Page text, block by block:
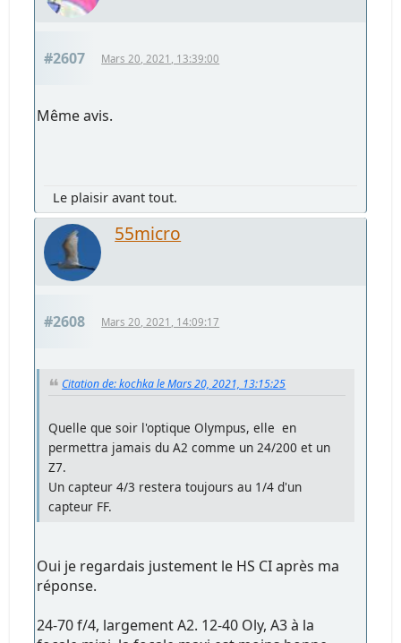
#2607 Mars 20, 2021, 13:39:00
Même avis.
Le plaisir avant tout.
55micro
#2608 Mars 20, 2021, 14:09:17
Citation de: kochka le Mars 20, 2021, 13:15:25
Quelle que soir l'optique Olympus, elle en
permettra jamais du A2 comme un 24/200 et un
Z7.
Un capteur 4/3 restera toujours au 1/4 d'un
capteur FF.
Oui je regardais justement le HS CI après ma
réponse.
24-70 f/4, largement A2. 12-40 Oly, A3 à la